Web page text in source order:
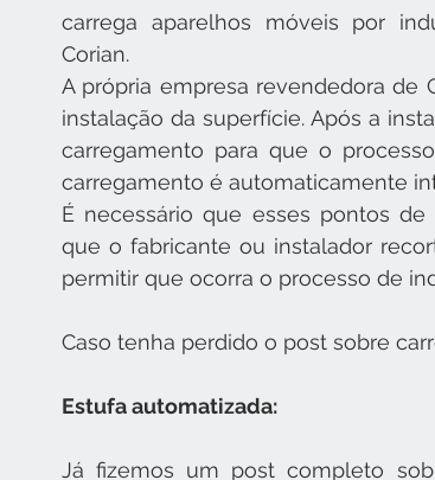
carrega aparelhos móveis por
Corian.
A própria empresa revendedora de
instalação da superfície. Após a
carregamento para que o
carregamento é automaticamente
É necessário que esses pontos
que o fabricante ou instalador
permitir que ocorra o processo de
Caso tenha perdido o post sobre
Estufa automatizada:
Já fizemos um post completo